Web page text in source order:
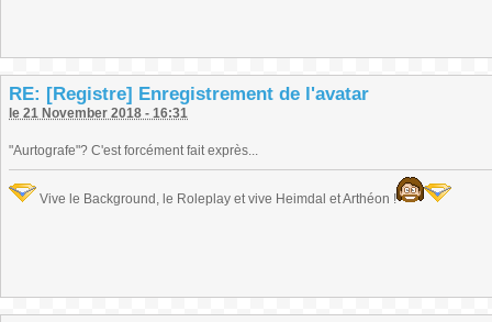
RE: [Registre] Enregistrement de l'avatar
le 21 November 2018 - 16:31
"Aurtografe"? C'est forcément fait exprès...
Vive le Background, le Roleplay et vive Heimdal et Arthéon !